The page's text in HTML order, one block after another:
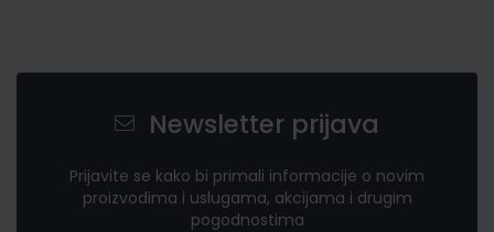
Newsletter prijava
Prijavite se kako bi primali informacije o novim
proizvodima i uslugama, akcijama i drugim
pogodnostima